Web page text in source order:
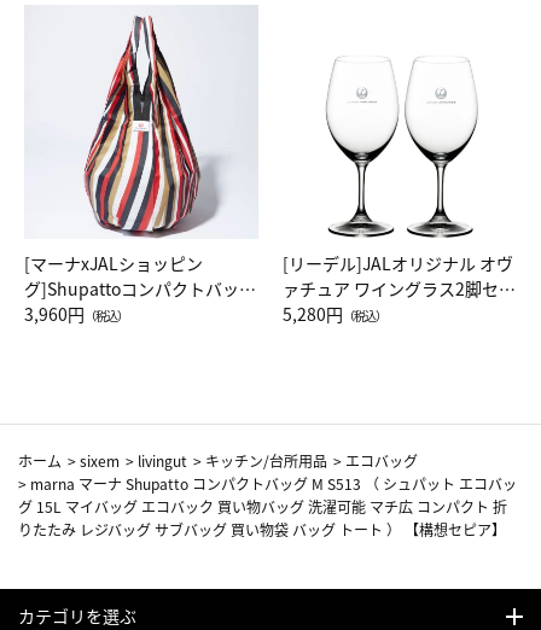
[マーナxJALショッピン
グ]Shupattoコンパクトバッグ
Drop JAL客室乗務員（LC）ス
3,960円 （税込）
[リーデル]JALオリジナル オヴ
ァチュア ワイングラス2脚セッ
ト（レッドワイン）
5,280円 （税込）
ホーム >sixem > livingut > キッチン/台所用品 > エコバッグ
> marna マーナ Shupatto コンパクトバッグ M S513 （ シュパット エコバッ
グ 15L マイバッグ エコバック 買い物バッグ 洗濯可能 マチ広 コンパクト 折
りたたみ レジバッグ サブバッグ 買い物袋 バッグ トート ） 【構想セピア】
カテゴリを選ぶ